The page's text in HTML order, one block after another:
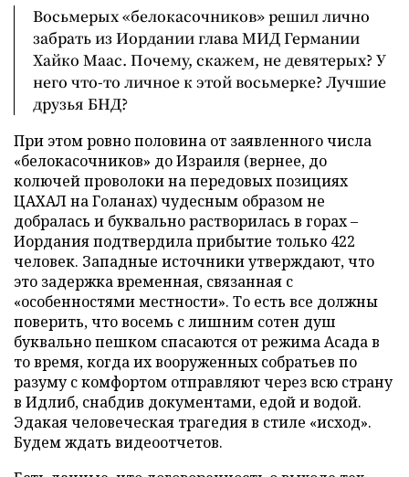
Восьмерых «белокасочников» решил лично
забрать из Иордании глава МИД Германии
Хайко Маас. Почему, скажем, не девятерых? У
него что-то личное к этой восьмерке? Лучшие
друзья БНД?
При этом ровно половина от заявленного числа
«белокасочников» до Израиля (вернее, до
колючей проволоки на передовых позициях
ЦАХАЛ на Голанах) чудесным образом не
добралась и буквально растворилась в горах –
Иордания подтвердила прибытие только 422
человек. Западные источники утверждают, что
это задержка временная, связанная с
«особенностями местности». То есть все должны
поверить, что восемь с лишним сотен душ
буквально пешком спасаются от режима Асада в
то время, когда их вооруженных собратьев по
разуму с комфортом отправляют через всю страну
в Идлиб, снабдив документами, едой и водой.
Эдакая человеческая трагедия в стиле «исход».
Будем ждать видеоотчетов.